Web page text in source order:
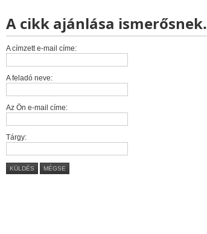
A cikk ajánlása ismerősnek.
A címzett e-mail címe:
A feladó neve:
Az Ön e-mail címe:
Tárgy:
KÜLDÉS MÉGSE